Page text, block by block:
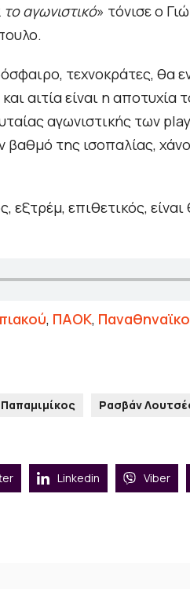
αγωνιστικό» τόνισε ο
τεχνοκράτες, θα
αιτία είναι η
αγωνιστικής των
της ισοπαλίας,
επιθετικός,
, ΠΑΟΚ,
Ρασβάν
Linkedin Viber